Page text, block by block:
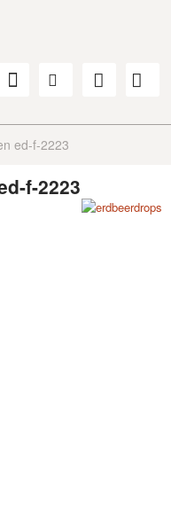
ed-f-2223
f-2223